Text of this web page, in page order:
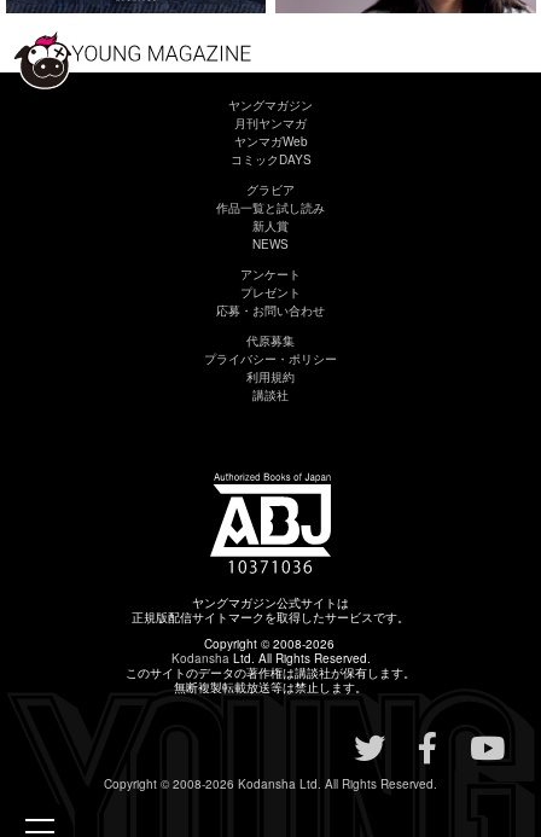
ヤングマガジン
月刊ヤンマガ
ヤンマガWeb
コミックDAYS
グラビア
作品一覧と試し読み
新人賞
NEWS
アンケート
プレゼント
応募・お問い合わせ
代原募集
プライバシー・ポリシー
利用規約
講談社
ヤングマガジン公式サイトは
正規版配信サイトマークを取得したサービスです。
Copyright © 2008-2026
Kodansha Ltd. All Rights Reserved.
このサイトのデータの著作権は講談社が保有します。
無断複製転載放送等は禁止します。
Copyright © 2008-2026 Kodansha Ltd. All Rights Reserved.